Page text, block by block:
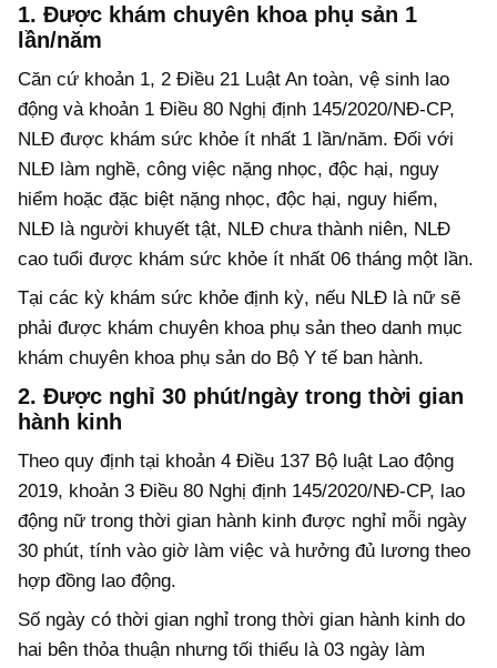
1. Được khám chuyên khoa phụ sản 1
lần/năm
Căn cứ khoản 1, 2 Điều 21 Luật An toàn, vệ sinh lao
động và khoản 1 Điều 80 Nghị định 145/2020/NĐ-CP,
NLĐ được khám sức khỏe ít nhất 1 lần/năm. Đối với
NLĐ làm nghề, công việc nặng nhọc, độc hại, nguy
hiểm hoặc đặc biệt nặng nhọc, độc hại, nguy hiểm,
NLĐ là người khuyết tật, NLĐ chưa thành niên, NLĐ
cao tuổi được khám sức khỏe ít nhất 06 tháng một lần.
Tại các kỳ khám sức khỏe định kỳ, nếu NLĐ là nữ sẽ
phải được khám chuyên khoa phụ sản theo danh mục
khám chuyên khoa phụ sản do Bộ Y tế ban hành.
2. Được nghỉ 30 phút/ngày trong thời gian
hành kinh
Theo quy định tại khoản 4 Điều 137 Bộ luật Lao động
2019, khoản 3 Điều 80 Nghị định 145/2020/NĐ-CP, lao
động nữ trong thời gian hành kinh được nghỉ mỗi ngày
30 phút, tính vào giờ làm việc và hưởng đủ lương theo
hợp đồng lao động.
Số ngày có thời gian nghỉ trong thời gian hành kinh do
hai bên thỏa thuận nhưng tối thiểu là 03 ngày làm